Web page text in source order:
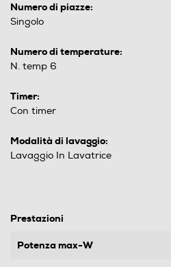
Numero di piazze:
Singolo
Numero di temperature:
N. temp 6
Timer:
Con timer
Modalità di lavaggio:
Lavaggio In Lavatrice
Prestazioni
Potenza max-W